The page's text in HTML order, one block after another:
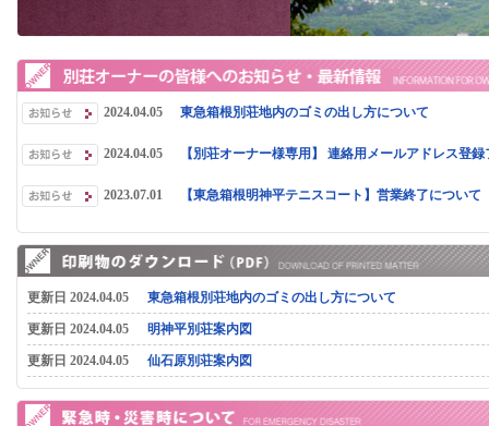
2024.04.05 東急箱根別荘地内のゴミの出し方について
2024.04.05 【別荘オーナー様専用】 連絡用メールアドレス登
2023.07.01 【東急箱根明神平テニスコート】営業終了について
更新日 2024.04.05 東急箱根別荘地内のゴミの出し方について
更新日 2024.04.05 明神平別荘案内図
更新日 2024.04.05 仙石原別荘案内図